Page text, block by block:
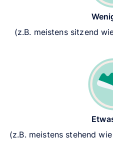
(z.B. meistens sitzend
(z.B. meistens stehend